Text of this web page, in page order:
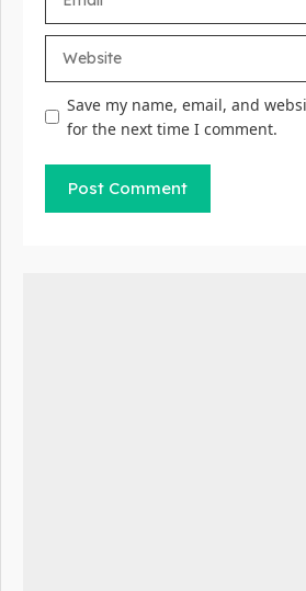
Save my name, email, and
for the next time I comment.